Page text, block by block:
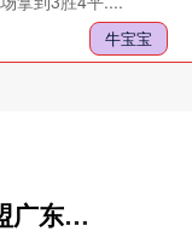
牛宝宝
辉煌配资 加盟广东队？CBA全明星中锋惨遭裁员，朱芳雨有望底薪完成捡漏！